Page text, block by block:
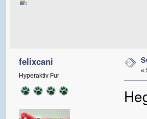
felixcani
Hyperaktiv Fur
«